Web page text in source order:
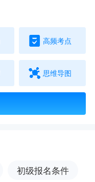
高频考点
思维导图
初级报名条件